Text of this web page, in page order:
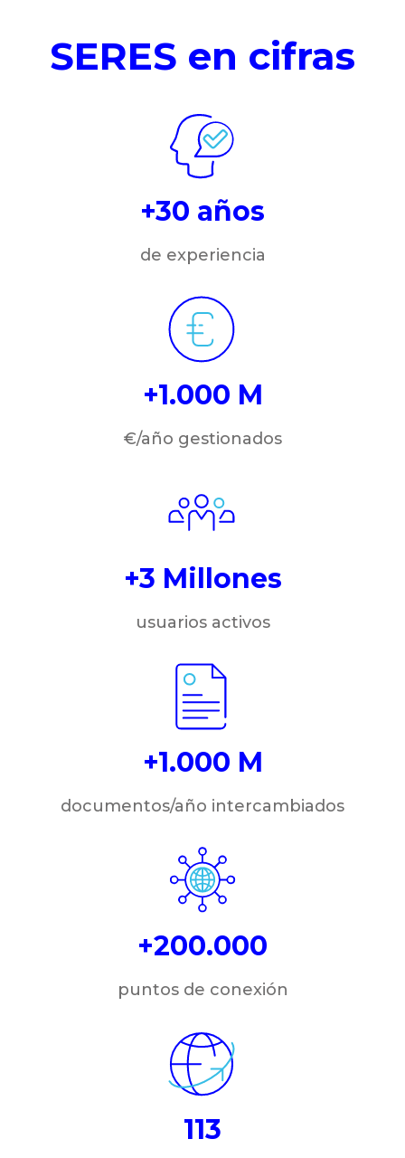
SERES en cifras
+30 años
de experiencia
+1.000 M
€/año gestionados
+3 Millones
usuarios activos
+1.000 M
documentos/año intercambiados
+200.000
puntos de conexión
113